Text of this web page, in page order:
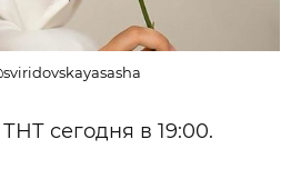
сегодня в 19:00.